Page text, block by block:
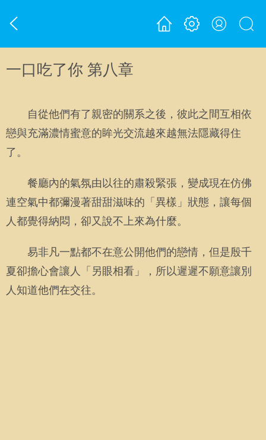
一口吃了你 第八章
自從他們有了親密的關系之後，彼此之間互相依
戀與充滿濃情蜜意的眸光交流越來越無法隱藏得住
了。
餐廳內的氣氛由以往的肅殺緊張，變成現在仿佛
連空氣中都彌漫著甜甜滋味的「異樣」狀態，讓每個
人都覺得納悶，卻又說不上來為什麼。
易非凡一點都不在意公開他們的戀情，但是殷千
夏卻擔心會讓人「另眼相看」，所以遲遲不願意讓別
人知道他們在交往。